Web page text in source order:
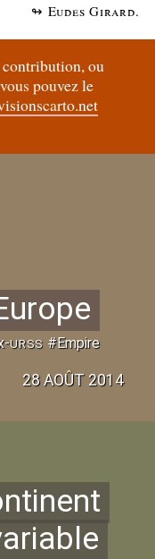
↬ Eudes Girard.
contribution, ou
pouvez le
URSS #Empire
28 AOÛT 2014